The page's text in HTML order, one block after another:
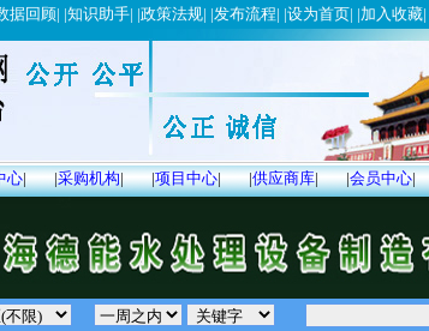
据回顾| |知识助手| |政策法规| |发布流程| |设为首页| |加入收藏|
心| |采购机构| |项目中心| |供应商库| |会员中心|